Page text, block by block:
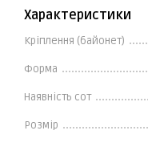
Характеристики
Кріплення (байонет)
Форма
Наявність сот
Розмір